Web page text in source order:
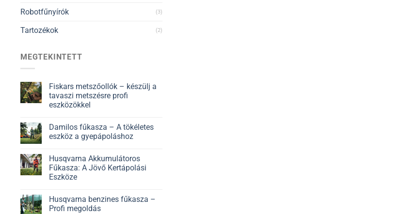
Robotfűnyírók (3)
Tartozékok (2)
MEGTEKINTETT
Fiskars metszőollók – készülj a
tavaszi metszésre profi
eszközökkel
Damilos fűkasza – A tökéletes
eszköz a gyepápoláshoz
Husqvarna Akkumulátoros
Fűkasza: A Jövő Kertápolási
Eszköze
Husqvarna benzines fűkasza –
Profi megoldás